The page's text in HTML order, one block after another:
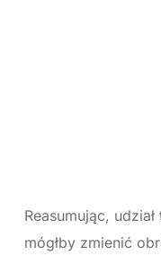
Reasumując,
mógłby zmienić